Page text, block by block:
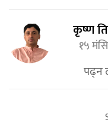
कृष्ण
१५
पढ्न